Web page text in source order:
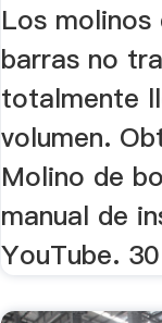
Los molinos
barras no
totalmente
volumen.
Molino de
manual de
YouTube.